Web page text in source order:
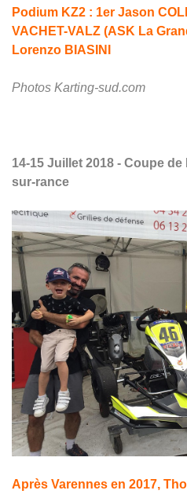
Podium KZ2 : 1er Jason
VACHET-VALZ (ASK La
Lorenzo BIASINI
Photos Karting-sud.com
14-15 Juillet 2018 - Coupe
sur-rance
Après Varennes en 2017,